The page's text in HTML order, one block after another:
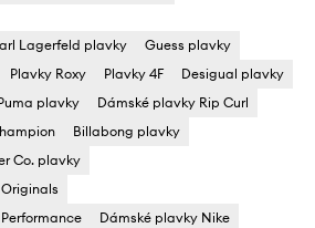
Lagerfeld plavky
Guess plavky
Plavky Roxy Plavky 4F
Desigual plavky
plavky
Dámské plavky Rip Curl
Billabong plavky
Co. plavky
Dámské plavky Nike